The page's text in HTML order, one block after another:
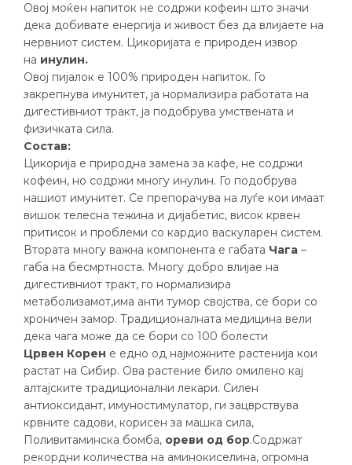
Овој моќен напиток не содржи кофеин што значи
дека добивате енергија и живост без да влијаете на
нервниот систем. Цикоријата е природен извор
на инулин.
Овој пијалок е 100% природен напиток. Го
закрепнува имунитет, ја нормализира работата на
дигестивниот тракт, ја подобрува умствената и
физичката сила.
Состав:
Цикорија е природна замена за кафе, не содржи
кофеин, но содржи многу инулин. Го подобрува
нашиот имунитет. Се препорачува на луѓе кои имаат
вишок телесна тежина и дијабетис, висок крвен
притисок и проблеми со кардио васкуларен систем.
Втората многу важна компонента е габата Чага –
габа на бесмртноста. Многу добро влијае на
дигестивниот тракт, го нормализира
метаболизамот,има анти тумор својства, се бори со
хроничен замор. Традиционалната медицина вели
дека чага може да се бори со 100 болести
Црвен Корен е едно од најможните растенија кои
растат на Сибир. Ова растение било омилено кај
алтајските традиционални лекари. Силен
антиоксидант, имуностимулатор, ги зацврствува
крвните садови, корисен за машка сила,
Поливитаминска бомба, ореви од бор.Содржат
рекордни количества на аминокиселина, огромна